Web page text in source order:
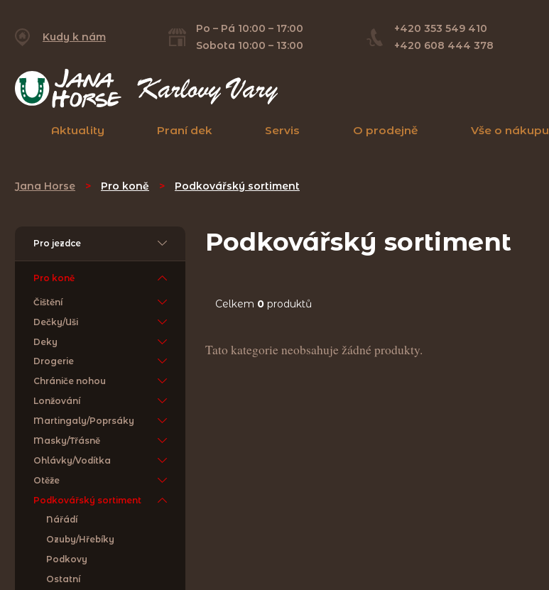
Kudy k nám
Po – Pá 10:00 – 17:00
Sobota 10:00 – 13:00
+420 353 549 410
+420 608 444 378
Aktuality Praní dek Servis O prodejně Vše o nákupu
Jana Horse > Pro koně > Podkovářský sortiment
Pro jezdce
Pro koně
Čištění
Dečky/Uši
Deky
Drogerie
Chrániče nohou
Lonžování
Martingaly/Poprsáky
Masky/Třásně
Ohlávky/Vodítka
Otěže
Podkovářský sortiment
Nářádí
Ozuby/Hřebíky
Podkovy
Ostatní
Podkovářský sortiment
Celkem 0 produktů
Tato kategorie neobsahuje žádné produkty.